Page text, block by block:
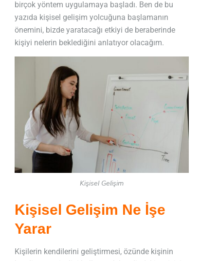
birçok yöntem uygulamaya başladı. Ben de bu
yazıda kişisel gelişim yolcuğuna başlamanın
önemini, bizde yaratacağı etkiyi de beraberinde
kişiyi nelerin beklediğini anlatıyor olacağım.
Kişisel Gelişim
Kişisel Gelişim Ne İşe
Yarar
Kişilerin kendilerini geliştirmesi, özünde kişinin